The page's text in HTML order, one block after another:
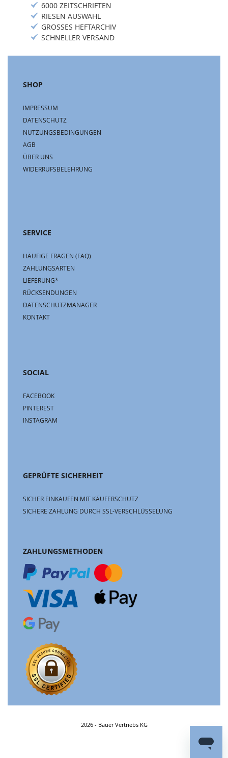
6000 ZEITSCHRIFTEN
RIESEN AUSWAHL
GROSSES HEFTARCHIV
SCHNELLER VERSAND
SHOP
IMPRESSUM
DATENSCHUTZ
NUTZUNGSBEDINGUNGEN
AGB
ÜBER UNS
WIDERRUFSBELEHRUNG
SERVICE
HÄUFIGE FRAGEN (FAQ)
ZAHLUNGSARTEN
LIEFERUNG*
RÜCKSENDUNGEN
DATENSCHUTZMANAGER
KONTAKT
SOCIAL
FACEBOOK
PINTEREST
INSTAGRAM
GEPRÜFTE SICHERHEIT
SICHER EINKAUFEN MIT KÄUFERSCHUTZ
SICHERE ZAHLUNG DURCH SSL-VERSCHLÜSSELUNG
ZAHLUNGSMETHODEN
2026 - Bauer Vertriebs KG